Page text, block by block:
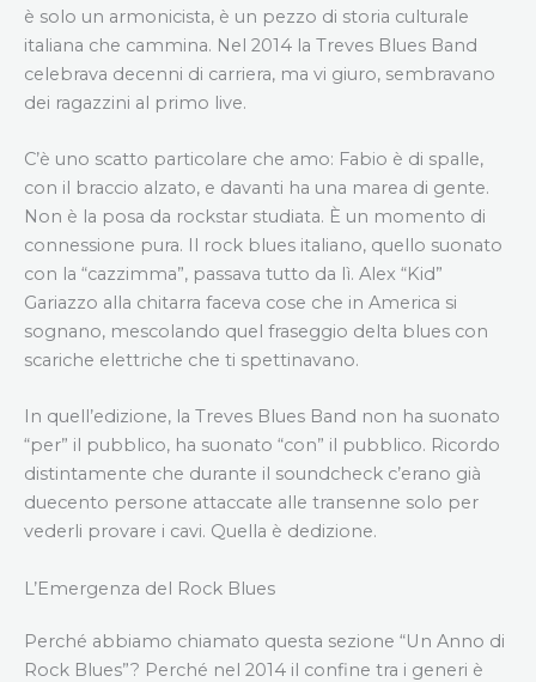
è solo un armonicista, è un pezzo di storia culturale
italiana che cammina. Nel 2014 la Treves Blues Band
celebrava decenni di carriera, ma vi giuro, sembravano
dei ragazzini al primo live.
C’è uno scatto particolare che amo: Fabio è di spalle,
con il braccio alzato, e davanti ha una marea di gente.
Non è la posa da rockstar studiata. È un momento di
connessione pura. Il rock blues italiano, quello suonato
con la “cazzimma”, passava tutto da lì. Alex “Kid”
Gariazzo alla chitarra faceva cose che in America si
sognano, mescolando quel fraseggio delta blues con
scariche elettriche che ti spettinavano.
In quell’edizione, la Treves Blues Band non ha suonato
“per” il pubblico, ha suonato “con” il pubblico. Ricordo
distintamente che durante il soundcheck c’erano già
duecento persone attaccate alle transenne solo per
vederli provare i cavi. Quella è dedizione.
L’Emergenza del Rock Blues
Perché abbiamo chiamato questa sezione “Un Anno di
Rock Blues”? Perché nel 2014 il confine tra i generi è